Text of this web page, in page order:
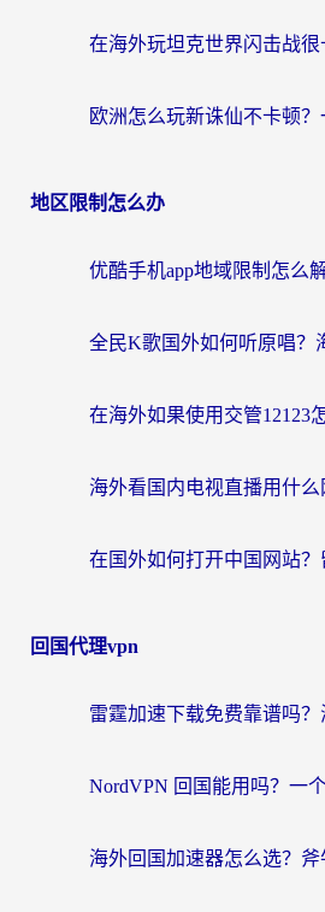
地区限制怎么办
回国代理vpn